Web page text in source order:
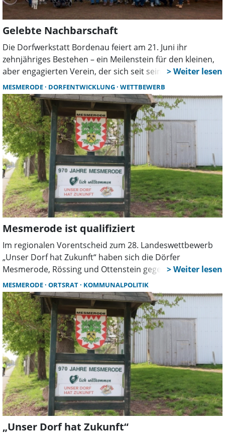
Gelebte Nachbarschaft
Die Dorfwerkstatt Bordenau feiert am 21. Juni ihr
zehnjähriges Bestehen – ein Meilenstein für den kleinen,
aber engagierten Verein, der sich seit seiner Gründung
als lebendiger Treffpunkt für Jung und Alt etabliert hat.
Gefeiert wird am Standort der Werkstatt im Birkenweg 3 A
mit einem bunten Programm für die ganze Familie.
MESMERODE DORFENTWICKLUNG WETTBEWERB
Mesmerode ist qualifiziert
Im regionalen Vorentscheid zum 28. Landeswettbewerb
„Unser Dorf hat Zukunft“ haben sich die Dörfer
Mesmerode, Rössing und Ottenstein gegen sechs weitere
Konkurrenten durchgesetzt und sich für den
Landesentscheid qualifiziert.
MESMERODE ORTSRAT KOMMUNALPOLITIK
„Unser Dorf hat Zukunft“